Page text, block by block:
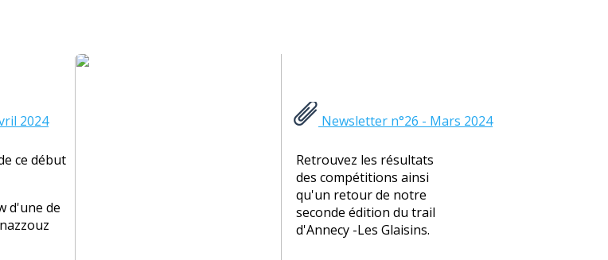
2024 Newsletter n°26 - Mars 2024
ce début
d'une de
Retrouvez les résultats
des compétitions ainsi
qu'un retour de notre
seconde édition du trail
d'Annecy -Les Glaisins.